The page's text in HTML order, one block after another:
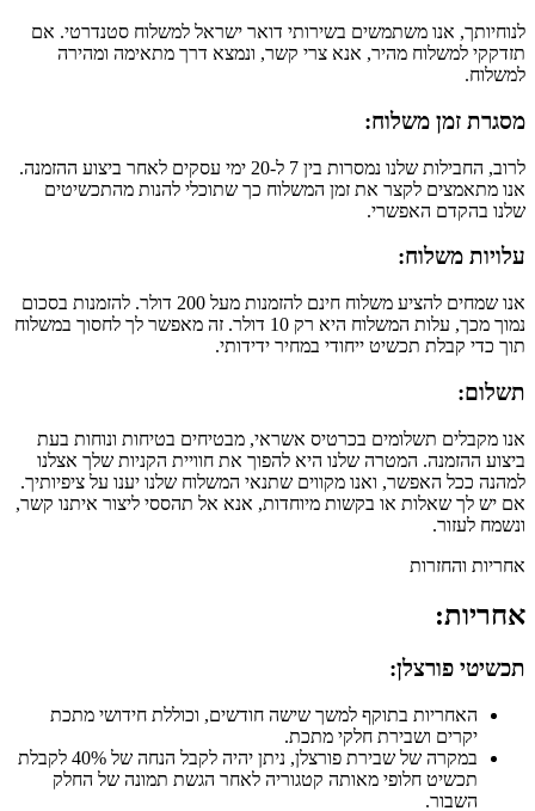
לנוחיותך, אנו משתמשים בשירותי דואר ישראל למשלוח סטנדרטי. אם
תזדקקי למשלוח מהיר, אנא צרי קשר, ונמצא דרך מתאימה ומהירה
למשלוח.
מסגרת זמן משלוח:
לרוב, החבילות שלנו נמסרות בין 7 ל-20 ימי עסקים לאחר ביצוע ההזמנה.
אנו מתאמצים לקצר את זמן המשלוח כך שתוכלי להנות מהתכשיטים
שלנו בהקדם האפשרי.
עלויות משלוח:
אנו שמחים להציע משלוח חינם להזמנות מעל 200 דולר. להזמנות בסכום
נמוך מכך, עלות המשלוח היא רק 10 דולר. זה מאפשר לך לחסוך במשלוח
תוך כדי קבלת תכשיט ייחודי במחיר ידידותי.
תשלום:
אנו מקבלים תשלומים בכרטיס אשראי, מבטיחים בטיחות ונוחות בעת
ביצוע ההזמנה. המטרה שלנו היא להפוך את חוויית הקניות שלך אצלנו
למהנה ככל האפשר, ואנו מקווים שתנאי המשלוח שלנו יענו על ציפיותיך.
אם יש לך שאלות או בקשות מיוחדות, אנא אל תהססי ליצור איתנו קשר,
ונשמח לעזור.
אחריות והחזרות
אחריות:
תכשיטי פורצלן:
האחריות בתוקף למשך שישה חודשים, וכוללת חידושי מתכת
יקרים ושבירת חלקי מתכת.
במקרה של שבירת פורצלן, ניתן יהיה לקבל הנחה של 40% לקבלת
תכשיט חלופי מאותה קטגוריה לאחר הגשת תמונה של החלק
השבור.